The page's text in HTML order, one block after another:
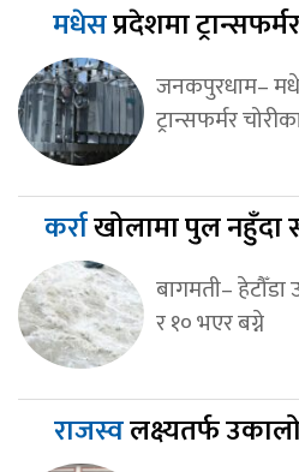
मधेसप्रदेशमा
जनकपुरधाम–
ट्रान्सफर्मर
कर्राखोलामा पुल नहुँदा
बागमती–
र १० भएर बग्ने
राजस्वलक्ष्यतर्फ